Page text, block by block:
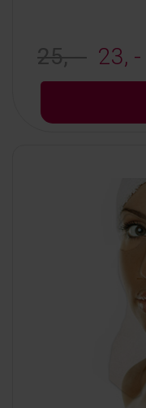
25, - 23, -